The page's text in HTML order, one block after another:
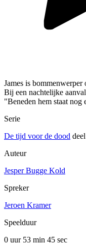
James is
Bij een nachtelijke
"Beneden hem staat nog
Serie
De tijd voor de dood
Auteur
Jesper Bugge Kold
Spreker
Jeroen Kramer
Speelduur
0 uur 53 min 45 sec